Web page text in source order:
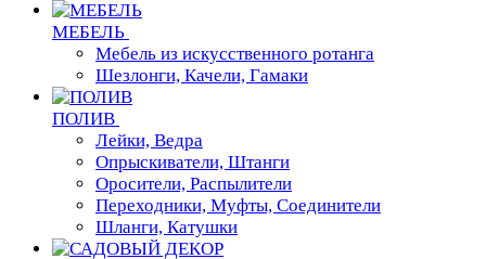
МЕБЕЛЬ
Мебель из искусственного ротанга
Шезлонги, Качели, Гамаки
ПОЛИВ
Лейки, Ведра
Опрыскиватели, Штанги
Оросители, Распылители
Переходники, Муфты, Соединители
Шланги, Катушки